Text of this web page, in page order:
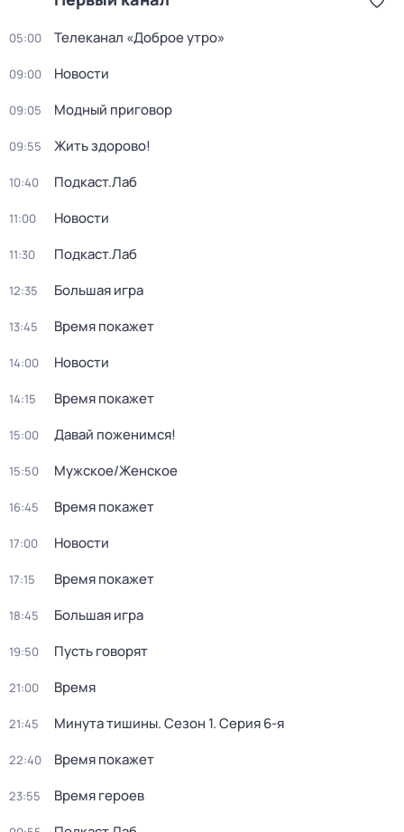
05:00 Телеканал «Доброе утро»
09:00 Новости
09:05 Модный приговор
09:55 Жить здорово!
10:40 Подкаст.Лаб
11:00 Новости
11:30 Подкаст.Лаб
12:35 Большая игра
13:45 Время покажет
14:00 Новости
14:15 Время покажет
15:00 Давай поженимся!
15:50 Мужское/Женское
16:45 Время покажет
17:00 Новости
17:15 Время покажет
18:45 Большая игра
19:50 Пусть говорят
21:00 Время
21:45 Минута тишины. Сезон 1. Серия 6-я
22:40 Время покажет
23:55 Время героев